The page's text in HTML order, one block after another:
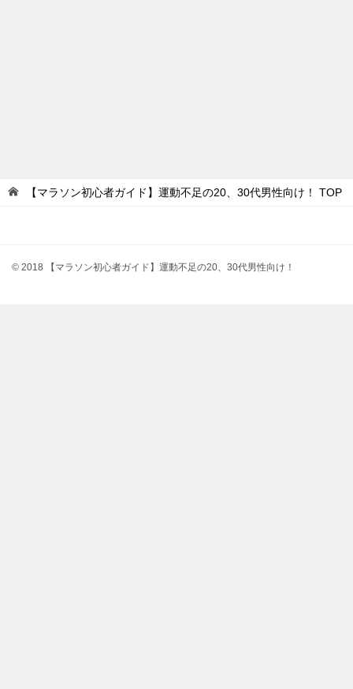
【マラソン初心者ガイド】運動不足の20、30代男性向け！ TOP
© 2018 【マラソン初心者ガイド】運動不足の20、30代男性向け！